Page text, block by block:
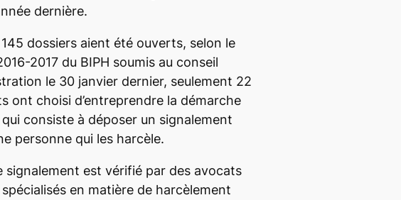
dernière.
dossiers aient été ouverts, selon le
2017 du BIPH soumis au conseil
le 30 janvier dernier, seulement 22
ont choisi d’entreprendre la démarche
consiste à déposer un signalement
personne qui les harcèle.
signalement est vérifié par des avocats
en matière de harcèlement